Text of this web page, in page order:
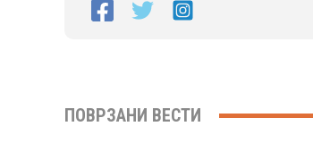
ПОВРЗАНИ ВЕСТИ